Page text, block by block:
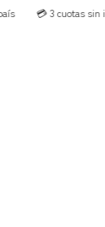
💳 3 cuotas sin interés